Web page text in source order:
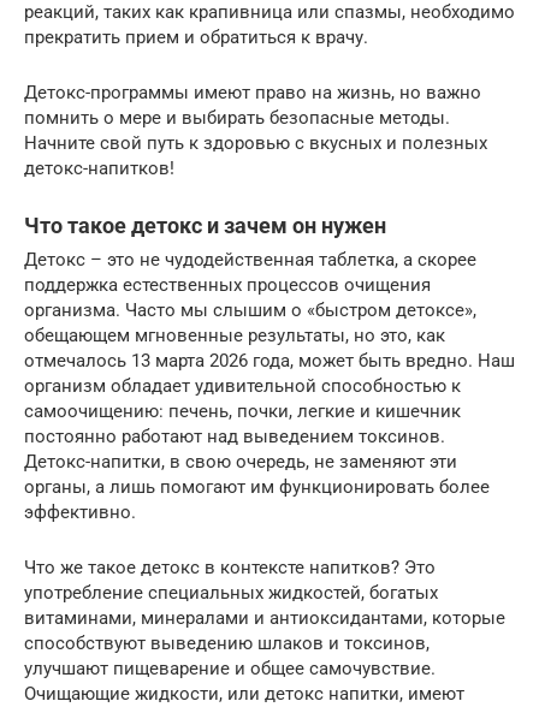
реакций, таких как крапивница или спазмы, необходимо
прекратить прием и обратиться к врачу.
Детокс-программы имеют право на жизнь, но важно
помнить о мере и выбирать безопасные методы.
Начните свой путь к здоровью с вкусных и полезных
детокс-напитков!
Что такое детокс и зачем он нужен
Детокс – это не чудодейственная таблетка, а скорее
поддержка естественных процессов очищения
организма. Часто мы слышим о «быстром детоксе»,
обещающем мгновенные результаты, но это, как
отмечалось 13 марта 2026 года, может быть вредно. Наш
организм обладает удивительной способностью к
самоочищению: печень, почки, легкие и кишечник
постоянно работают над выведением токсинов.
Детокс-напитки, в свою очередь, не заменяют эти
органы, а лишь помогают им функционировать более
эффективно.
Что же такое детокс в контексте напитков? Это
употребление специальных жидкостей, богатых
витаминами, минералами и антиоксидантами, которые
способствуют выведению шлаков и токсинов,
улучшают пищеварение и общее самочувствие.
Очищающие жидкости, или детокс напитки, имеют